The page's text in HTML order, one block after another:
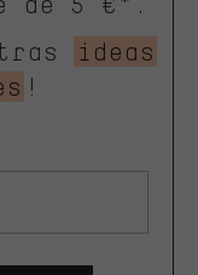
ideas
!